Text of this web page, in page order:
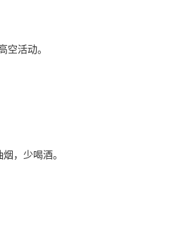
活动。
，少喝酒。